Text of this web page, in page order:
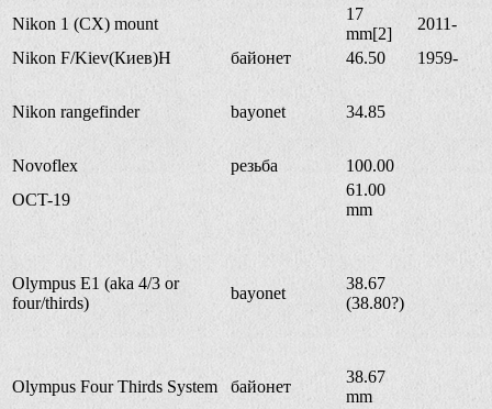
Nikon 1 (CX) mount
17
mm[2]
2011-
Nikon F/Kiev(Киев)Н
байонет 46.50 1959-
Nikon rangefinder bayonet 34.85
Novoflex резьба
100.00
OCT-19
61.00
mm
Olympus E1 (aka 4/3 or
four/thirds)
bayonet
38.67
(38.80?)
Olympus Four Thirds System байонет
38.67
mm